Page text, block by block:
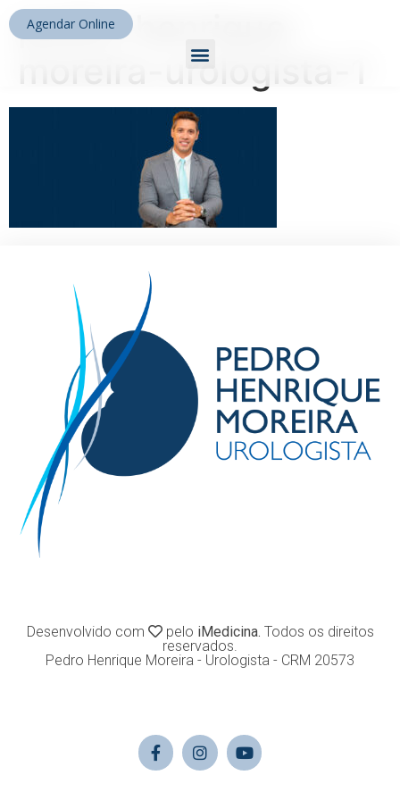
Agendar Online
pedro-henrique-
moreira-urologista-1
Desenvolvido com pelo iMedicina. Todos os direitos
reservados.
Pedro Henrique Moreira - Urologista - CRM 20573